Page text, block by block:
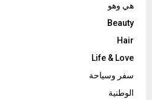
هي وهو
Beauty
Hair
Life & Love
سفر وسياحة
الوطنية